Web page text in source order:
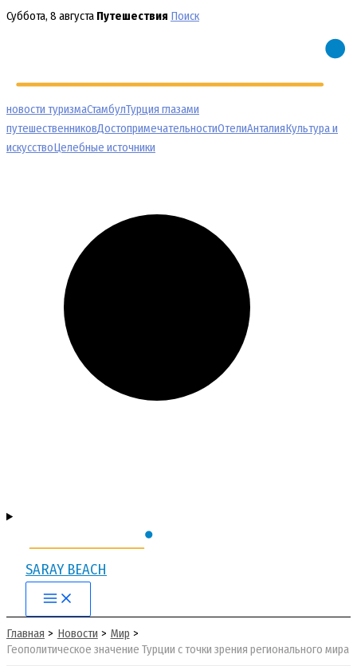
Перейти
Суббота, 8 августа Путешествия Поиск
новости туризмаСтамбулТурция глазами
путешественниковДостопримечательностиОтелиАнталияКультура и
искусствоЦелебные источники
SARAY BEACH
Main
Menu
Главная Новости
Мир
Геополитическое значение Турции с точки зрения регионального мира